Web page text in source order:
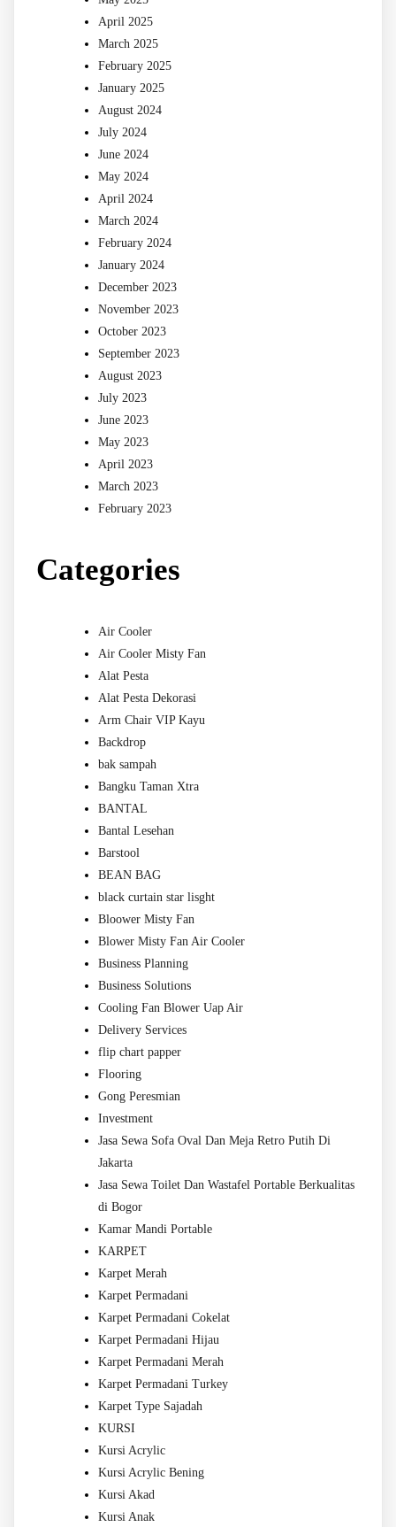
April 2025
March 2025
February 2025
January 2025
August 2024
July 2024
June 2024
May 2024
April 2024
March 2024
February 2024
January 2024
December 2023
November 2023
October 2023
September 2023
August 2023
July 2023
June 2023
May 2023
April 2023
March 2023
February 2023
Categories
Air Cooler
Air Cooler Misty Fan
Alat Pesta
Alat Pesta Dekorasi
Arm Chair VIP Kayu
Backdrop
bak sampah
Bangku Taman Xtra
BANTAL
Bantal Lesehan
Barstool
BEAN BAG
black curtain star lisght
Bloower Misty Fan
Blower Misty Fan Air Cooler
Business Planning
Business Solutions
Cooling Fan Blower Uap Air
Delivery Services
flip chart papper
Flooring
Gong Peresmian
Investment
Jasa Sewa Sofa Oval Dan Meja Retro Putih Di
Jakarta
Jasa Sewa Toilet Dan Wastafel Portable Berkualitas
di Bogor
Kamar Mandi Portable
KARPET
Karpet Merah
Karpet Permadani
Karpet Permadani Cokelat
Karpet Permadani Hijau
Karpet Permadani Merah
Karpet Permadani Turkey
Karpet Type Sajadah
KURSI
Kursi Acrylic
Kursi Acrylic Bening
Kursi Akad
Kursi Anak